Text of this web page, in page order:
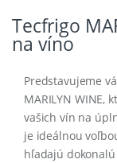
Tecfrigo
na víno
Predstavujeme
MARILYN WINE,
vašich vín na
je ideálnou
hľadajú